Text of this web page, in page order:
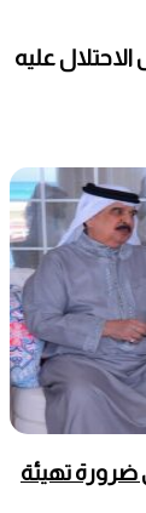
عليه
ضرورة تهيئة